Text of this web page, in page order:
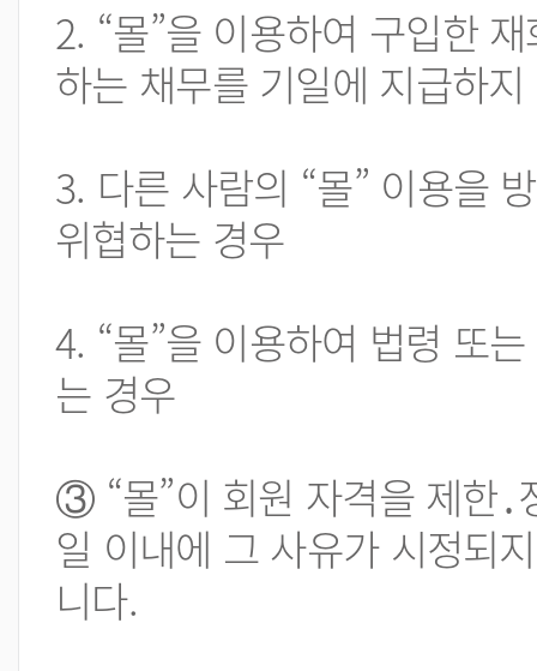
2. “몰”을 이용하여 구입한
하는 채무를 기일에 지급하
3. 다른 사람의 “몰” 이용을
위협하는 경우
4. “몰”을 이용하여 법령 또
는 경우
③ “몰”이 회원 자격을 제한․
일 이내에 그 사유가 시정되
니다.